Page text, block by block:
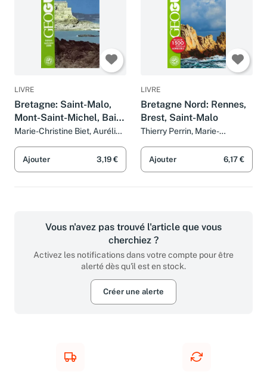
LIVRE
Bretagne: Saint-Malo,
Mont-Saint-Michel, Baie
de Saint-Brieuc, Lorient,
Belle-Île, Golfe du
Morbihan...
Marie-Christine Biet, Aurélia
Perrin et Collectifs
Ajouter 3,19 €
LIVRE
Bretagne Nord: Rennes,
Brest, Saint-Malo
Thierry Perrin, Marie-
Solène Bouton et Collectifs
Ajouter 6,17 €
Vous n'avez pas trouvé l'article que vous
cherchiez ?
Activez les notifications dans votre compte pour être
alerté dès qu'il est en stock.
Créer une alerte